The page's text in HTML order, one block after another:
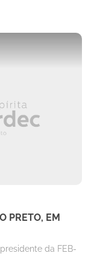
PRETO, EM
da FEB-